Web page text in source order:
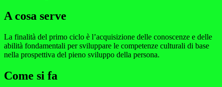
A cosa serve
La finalità del primo ciclo è l’acquisizione delle conoscenze e delle
abilità fondamentali per sviluppare le competenze culturali di base
nella prospettiva del pieno sviluppo della persona.
Come si fa